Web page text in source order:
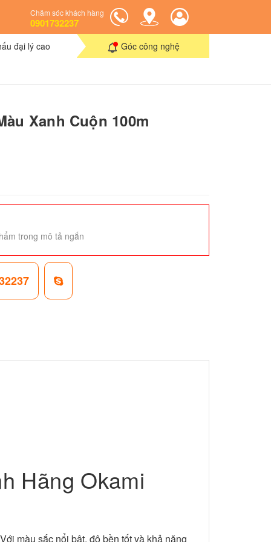
Chăm sóc khách hàng
0901732237
đại lý cao Góc công nghệ
Xanh Cuộn 100m
trong mô tả ngắn
Hãng Okami
màu sắc nổi bật, độ bền tốt và khả năng